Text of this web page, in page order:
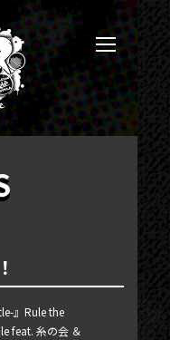
』Rule the
feat. 糸の会 ＆